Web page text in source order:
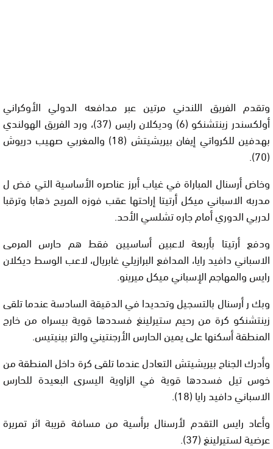
وتقدم الفريق اللندني مرتين عبر مدافعه الدولي الأوكراني
أولكسندر زينتشنكو (6) وديكلان رايس (37)، ورد الفريق الهولندي
بهدفين للكرواتي إيفان بيريشيتش (18) والمغربي صهيب دريوش
(70).
وخاض أرسنال المباراة في غياب أبرز عناصره الأساسية التي فض ل
مدربه الاسباني ميكل أرتيتا إراحتها عقب فوزه المريح ذهابا وترقبا
لدربي الدوري أمام جاره تشلسي الأحد.
ودفع أرتيتا بأربعة لاعبين أساسيين فقط هم حارس المرمى
الاسباني دافيد رايا، المدافع البرازيلي غابريال، لاعب الوسط ديكلان
رايس والمهاجم الإسباني ميكل ميرينو.
وبك ر أرسنال بالتسجيل وتحديدا في الدقيقة السادسة عندما تلقى
زينتشنكو كرة من رحيم ستيرلينغ فسددها قوية بيسراه من خارج
المنطقة أسكنها على يمين الحارس الأرجنتيني والتر بينيتيس.
وأدرك الجناح بيريشيتش التعادل عندما تلقى كرة داخل المنطقة من
خوس تيل فسددها قوية في الزاوية اليسرى البعيدة للحارس
الاسباني دافيد رايا (18).
وأعاد رايس التقدم لأرسنال برأسية من مسافة قريبة اثر تمريرة
عرضية لستيرلينغ (37).